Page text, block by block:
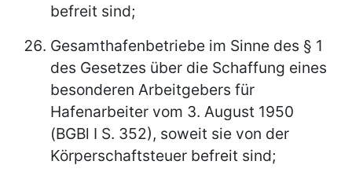
befreit sind;
Gesamthafenbetriebe im Sinne des § 1
des Gesetzes über die Schaffung eines
besonderen Arbeitgebers für
Hafenarbeiter vom 3. August 1950
(BGBl I S. 352), soweit sie von der
Körperschaftsteuer befreit sind;